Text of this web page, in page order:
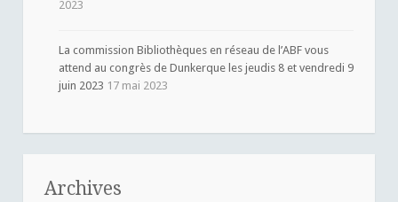
2023
La commission Bibliothèques en réseau de l’ABF vous
attend au congrès de Dunkerque les jeudis 8 et vendredi 9
juin 2023 17 mai 2023
Archives